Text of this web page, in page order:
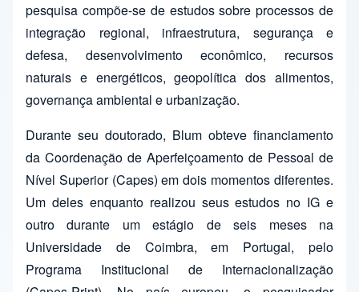
pesquisa compõe-se de estudos sobre processos de
integração regional, infraestrutura, segurança e
defesa, desenvolvimento econômico, recursos
naturais e energéticos, geopolítica dos alimentos,
governança ambiental e urbanização.
Durante seu doutorado, Blum obteve financiamento
da Coordenação de Aperfeiçoamento de Pessoal de
Nível Superior (Capes) em dois momentos diferentes.
Um deles enquanto realizou seus estudos no IG e
outro durante um estágio de seis meses na
Universidade de Coimbra, em Portugal, pelo
Programa Institucional de Internacionalização